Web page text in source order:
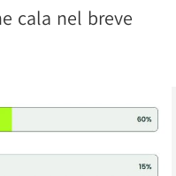
cala nel breve